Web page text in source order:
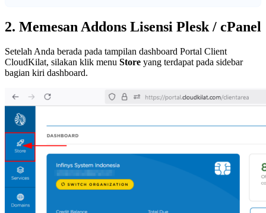
2. Memesan Addons Lisensi Plesk / cPanel
Setelah Anda berada pada tampilan dashboard Portal Client
CloudKilat, silakan klik menu Store yang terdapat pada sidebar
bagian kiri dashboard.